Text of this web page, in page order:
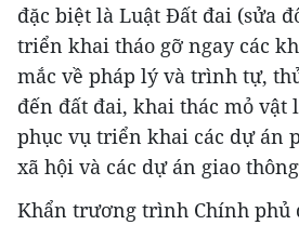
đặc biệt là Luật Đất đai (sửa
triển khai tháo gỡ ngay các
mắc về pháp lý và trình tự,
đến đất đai, khai thác mỏ vật
phục vụ triển khai các dự án
xã hội và các dự án giao
Khẩn trương trình Chính phủ